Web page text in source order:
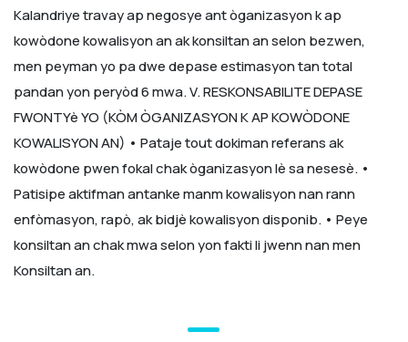
Kalandriye travay ap negosye ant òganizasyon k ap
kowòdone kowalisyon an ak konsiltan an selon bezwen,
men peyman yo pa dwe depase estimasyon tan total
pandan yon peryòd 6 mwa.V. RESKONSABILITE DEPASE
FWONTYè YO (KÒM ÒGANIZASYON K AP KOWÒDONE
KOWALISYON AN) • Pataje tout dokiman referans ak
kowòdone pwen fokal chak òganizasyon lè sa nesesè. •
Patisipe aktifman antanke manm kowalisyon nan rann
enfòmasyon, rapò, ak bidjè kowalisyon disponib. • Peye
konsiltan an chak mwa selon yon fakti li jwenn nan men
Konsiltan an.